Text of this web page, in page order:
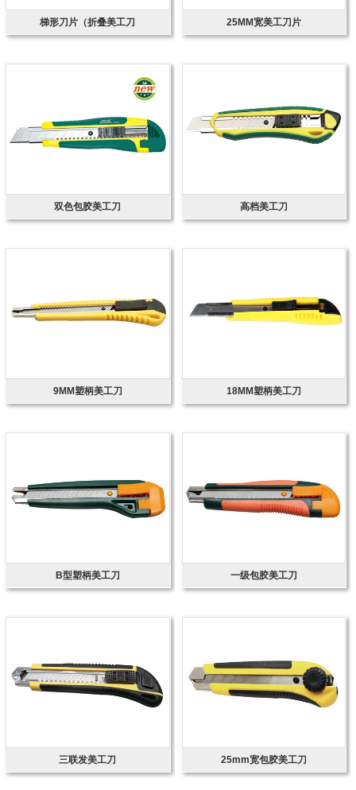
梯形刀片（折叠美工刀 25MM宽美工刀片
双色包胶美工刀 高档美工刀
9MM塑柄美工刀 18MM塑柄美工刀
B型塑柄美工刀 一级包胶美工刀
三联发美工刀 25mm宽包胶美工刀